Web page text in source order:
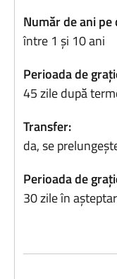
Număr de ani
între 1 și 10 ani
Perioada de
45 zile după
Transfer:
da, se
Perioada de
30 zile în